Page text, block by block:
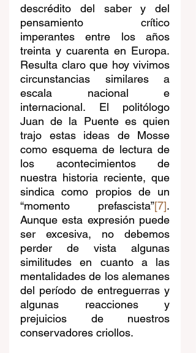
descrédito del saber y del
pensamiento crítico
imperantes entre los años
treinta y cuarenta en Europa.
Resulta claro que hoy vivimos
circunstancias similares a
escala nacional e
internacional. El politólogo
Juan de la Puente es quien
trajo estas ideas de Mosse
como esquema de lectura de
los acontecimientos de
nuestra historia reciente, que
sindica como propios de un
“momento prefascista”[7].
Aunque esta expresión puede
ser excesiva, no debemos
perder de vista algunas
similitudes en cuanto a las
mentalidades de los alemanes
del período de entreguerras y
algunas reacciones y
prejuicios de nuestros
conservadores criollos.